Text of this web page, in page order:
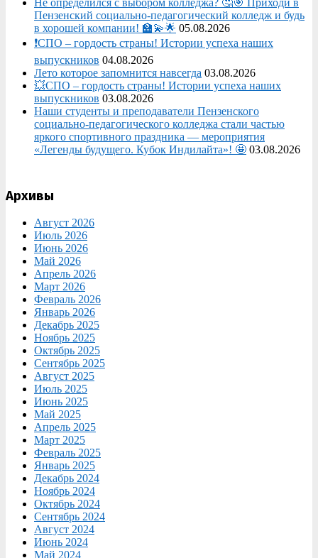
Пензенский социально-педагогический колледж и будь
в хорошей компании! 🏫💫🌟 05.08.2026
❗СПО – гордость страны! Истории успеха наших
выпускников 04.08.2026
Лето которое запомнится навсегда 03.08.2026
💥СПО – гордость страны! Истории успеха наших
выпускников 03.08.2026
Наши студенты и преподаватели Пензенского
социально‑педагогического колледжа стали частью
яркого спортивного праздника — мероприятия
«Легенды будущего. Кубок Индилайта»! 🤩 03.08.2026
Архивы
Август 2026
Июль 2026
Июнь 2026
Май 2026
Апрель 2026
Март 2026
Февраль 2026
Январь 2026
Декабрь 2025
Ноябрь 2025
Октябрь 2025
Сентябрь 2025
Август 2025
Июль 2025
Июнь 2025
Май 2025
Апрель 2025
Март 2025
Февраль 2025
Январь 2025
Декабрь 2024
Ноябрь 2024
Октябрь 2024
Сентябрь 2024
Август 2024
Июнь 2024
Май 2024